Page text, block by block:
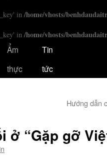
in /home/vhosts/
in /home/vhosts/
Ẩm
thực
Tin
tức
Hướng dẫn
ở “Gặp gỡ